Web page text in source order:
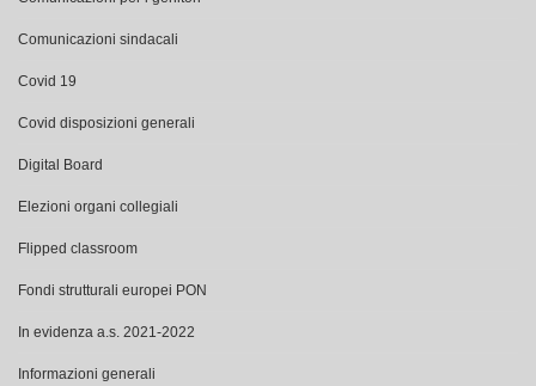
Comunicazioni sindacali
Covid 19
Covid disposizioni generali
Digital Board
Elezioni organi collegiali
Flipped classroom
Fondi strutturali europei PON
In evidenza a.s. 2021-2022
Informazioni generali